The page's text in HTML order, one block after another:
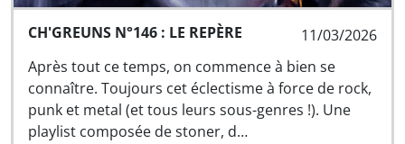
11/03/2026
CH'GREUNS N°146 : LE REPÈRE
Après tout ce temps, on commence à bien se
connaître. Toujours cet éclectisme à force de rock,
punk et metal (et tous leurs sous-genres !). Une
playlist composée de stoner, d…